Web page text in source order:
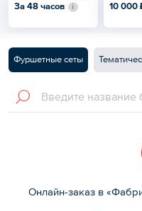
За 48 часов
10 000
Фуршетные сеты
Онлайн-заказ в